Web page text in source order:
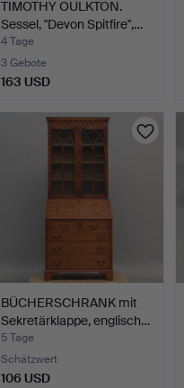
TIMOTHY OULKTON.
Sessel, "Devon Spitfire",…
4 Tage
3 Gebote
163 USD
BÜCHERSCHRANK mit
Sekretärklappe, englisch…
5 Tage
Schätzwert
106 USD